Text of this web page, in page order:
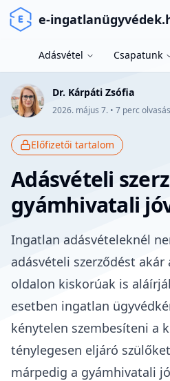
e-
Adásvétel Csapatunk
Dr. Kárpáti Zsófia
2026. május 7. • 7 perc olvasás
Előfizetői tartalom
Adásvételi
gyámhivatali
Ingatlan adásvételeknél
adásvételi szerződést akár
oldalon kiskorúak is
esetben ingatlan
kénytelen szembesíteni a
ténylegesen eljáró
márpedig a gyámhivatali